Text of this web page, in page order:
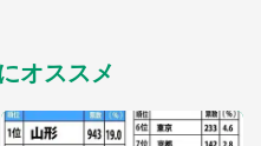
選択
オススメ